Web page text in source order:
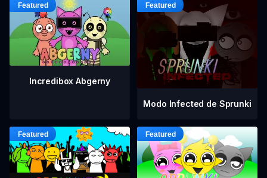
Incredibox Abgerny
Modo Infected de Sprunki